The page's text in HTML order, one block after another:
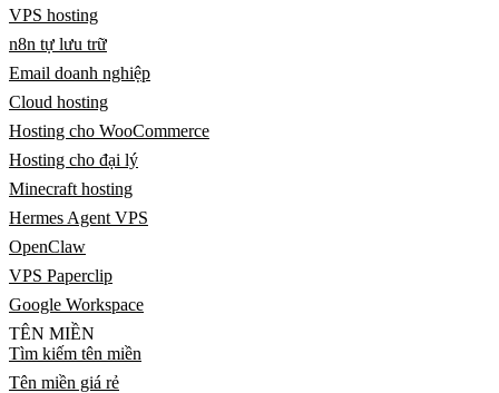
VPS hosting
n8n tự lưu trữ
Email doanh nghiệp
Cloud hosting
Hosting cho WooCommerce
Hosting cho đại lý
Minecraft hosting
Hermes Agent VPS
OpenClaw
VPS Paperclip
Google Workspace
TÊN MIỀN
Tìm kiếm tên miền
Tên miền giá rẻ